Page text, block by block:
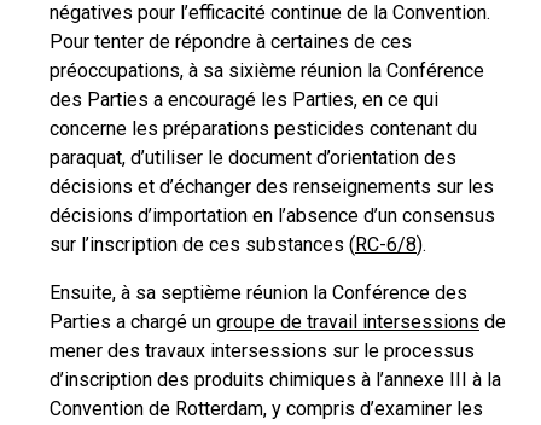
négatives pour l’efficacité continue de la Convention.
Pour tenter de répondre à certaines de ces
préoccupations, à sa sixième réunion la Conférence
des Parties a encouragé les Parties, en ce qui
concerne les préparations pesticides contenant du
paraquat, d’utiliser le document d’orientation des
décisions et d’échanger des renseignements sur les
décisions d’importation en l’absence d’un consensus
sur l’inscription de ces substances (RC-6/8).
Ensuite, à sa septième réunion la Conférence des
Parties a chargé un groupe de travail intersessions de
mener des travaux intersessions sur le processus
d’inscription des produits chimiques à l’annexe III à la
Convention de Rotterdam, y compris d’examiner les